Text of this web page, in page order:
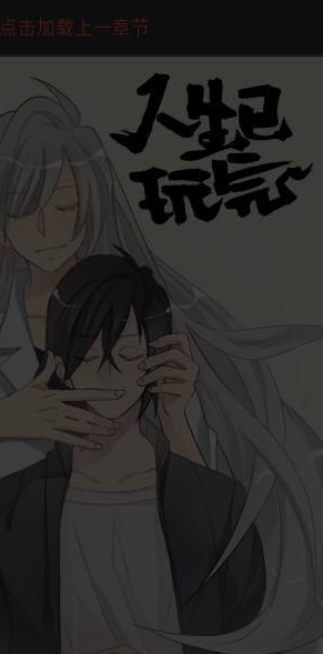
点击加载上一章节